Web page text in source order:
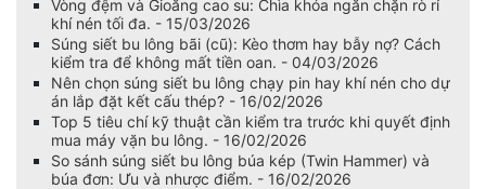
Vòng đệm và Gioăng cao su: Chìa khóa ngăn chặn rò rỉ
khí nén tối đa. - 15/03/2026
Súng siết bu lông bãi (cũ): Kèo thơm hay bẫy nợ? Cách
kiểm tra để không mất tiền oan. - 04/03/2026
Nên chọn súng siết bu lông chạy pin hay khí nén cho dự
án lắp đặt kết cấu thép? - 16/02/2026
Top 5 tiêu chí kỹ thuật cần kiểm tra trước khi quyết định
mua máy vặn bu lông. - 16/02/2026
So sánh súng siết bu lông búa kép (Twin Hammer) và
búa đơn: Ưu và nhược điểm. - 16/02/2026